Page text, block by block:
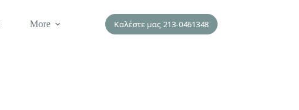
More Καλέστε μας 213-0461348